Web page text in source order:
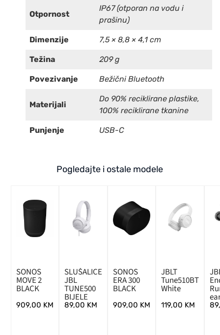
Otpornost
IP67 (otporan na vodu i
prašinu)
Dimenzije 7,5 × 8,8 × 4,1 cm
Težina 209 g
Povezivanje Bežični Bluetooth
Materijali
Do 90% reciklirane plastike,
100% reciklirane tkanine
Punjenje USB-C
Pogledajte i ostale modele
SONOS
MOVE 2
BLACK
909,00 KM
SLUŠALICE
JBL
TUNE500
BIJELE
89,00 KM
SONOS
ERA 300
BLACK
909,00 KM
JBLT
Tune510BT
White
119,00 KM